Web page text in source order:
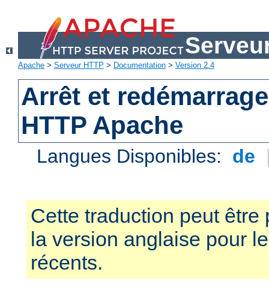
Apache > Serveur HTTP > Documentation > Version 2.4
Arrêt et
HTTP Apache
Langues Disponibles: de
Cette traduction peut être
la version anglaise pour
récents.